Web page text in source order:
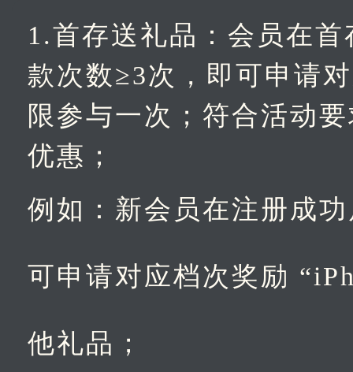
1.首存送礼品：会员在
款次数≥3次，即可申请
限参与一次；符合活动
优惠；
例如：新会员在注册成功
可申请对应档次奖励
他礼品；